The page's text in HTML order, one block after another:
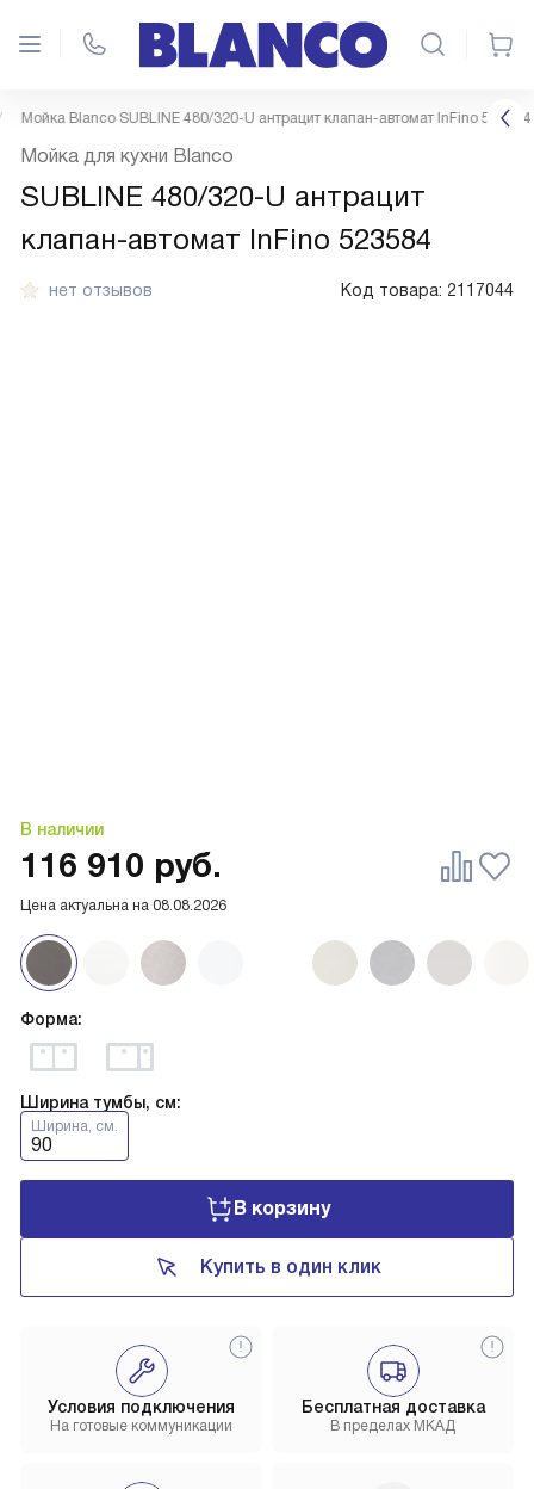
Мойка Blanco SUBLINE 480/320-U антрацит клапан-автомат InFino 523584
нет отзывов Код товара: 2117044
В наличии
Мойка для кухни Blanco
SUBLINE 480/320-U антрацит
клапан-автомат InFino 523584
Форма:
Ширина тумбы, см:
Ширина, см.
90
Цена актуальна на 08.08.2026
116 910 руб.
В корзину
Купить в один клик
Бесплатная доставка
В пределах МКАД
Условия подключения
На готовые коммуникации